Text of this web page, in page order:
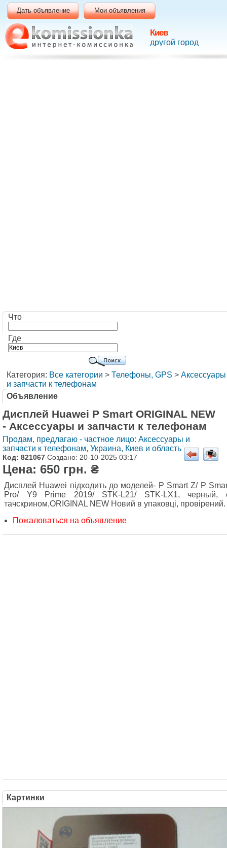
Киев
другой город
Дать объявление Мои объявления
Что
Где
Категория: Все категории > Телефоны, GPS > Аксессуары
и запчасти к телефонам
Объявление
Дисплей Huawei P Smart ORIGINAL NEW
- Аксессуары и запчасти к телефонам
Продам, предлагаю - частное лицо: Аксессуары и
запчасти к телефонам, Украина, Киев и область
Код: 821067 Создано: 20-10-2025 03:17
Цена: 650 грн. ₴
Дисплей Huawei підходить до моделей- P Smart Z/ P
Pro/ Y9 Prime 2019/ STK-L21/ STK-LX1, черный,
тачскрином,ORIGINAL NEW Новий в упаковці, провірений.
Пожаловаться на объявление
Картинки